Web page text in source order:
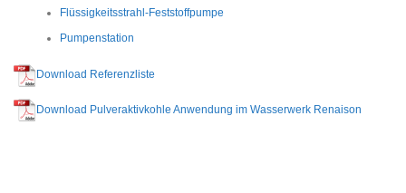
Flüssigkeitsstrahl-Feststoffpumpe
Pumpenstation
Download Referenzliste
Download Pulveraktivkohle Anwendung im Wasserwerk Renaison